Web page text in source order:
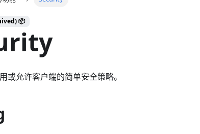
📦
或允许客户端的简单安全策略。